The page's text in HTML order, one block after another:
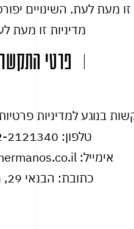
מעת לעת. השינויים
מדיניות זו מעת
פרטי
בנוגע למדיניות
טלפון: 072-2121340
אימייל: sales@hermanos.co.il
כתובת: הבנאי 29, חולון